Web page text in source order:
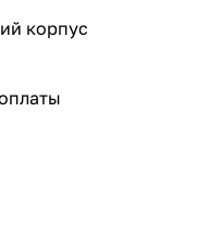
корпус